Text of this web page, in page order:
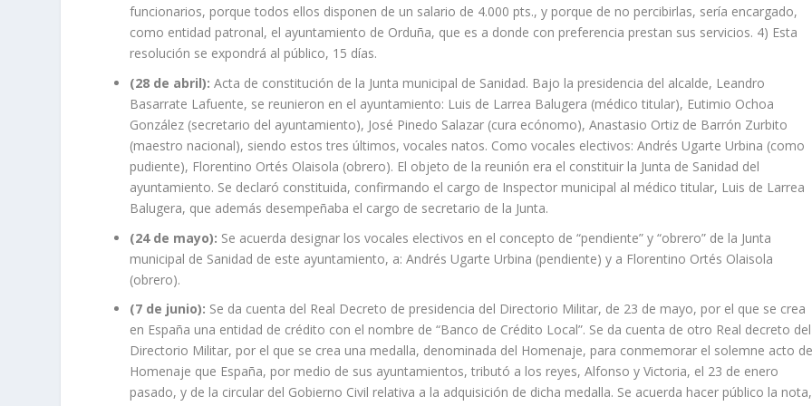
funcionarios, porque todos ellos disponen de un salario de 4.000 pts., y porque de no percibirlas, sería encargado,
como entidad patronal, el ayuntamiento de Orduña, que es a donde con preferencia prestan sus servicios. 4) Esta
resolución se expondrá al público, 15 días.
(28 de abril): Acta de constitución de la Junta municipal de Sanidad. Bajo la presidencia del alcalde, Leandro
Basarrate Lafuente, se reunieron en el ayuntamiento: Luis de Larrea Balugera (médico titular), Eutimio Ochoa
González (secretario del ayuntamiento), José Pinedo Salazar (cura ecónomo), Anastasio Ortiz de Barrón Zurbito
(maestro nacional), siendo estos tres últimos, vocales natos. Como vocales electivos: Andrés Ugarte Urbina (como
pudiente), Florentino Ortés Olaisola (obrero). El objeto de la reunión era el constituir la Junta de Sanidad del
ayuntamiento. Se declaró constituida, confirmando el cargo de Inspector municipal al médico titular, Luis de Larrea
Balugera, que además desempeñaba el cargo de secretario de la Junta.
(24 de mayo): Se acuerda designar los vocales electivos en el concepto de “pendiente” y “obrero” de la Junta
municipal de Sanidad de este ayuntamiento, a: Andrés Ugarte Urbina (pendiente) y a Florentino Ortés Olaisola
(obrero).
(7 de junio): Se da cuenta del Real Decreto de presidencia del Directorio Militar, de 23 de mayo, por el que se crea
en España una entidad de crédito con el nombre de “Banco de Crédito Local”. Se da cuenta de otro Real decreto del
Directorio Militar, por el que se crea una medalla, denominada del Homenaje, para conmemorar el solemne acto
Homenaje que España, por medio de sus ayuntamientos, tributó a los reyes, Alfonso y Victoria, el 23 de enero
pasado, y de la circular del Gobierno Civil relativa a la adquisición de dicha medalla. Se acuerda hacer público la nota,